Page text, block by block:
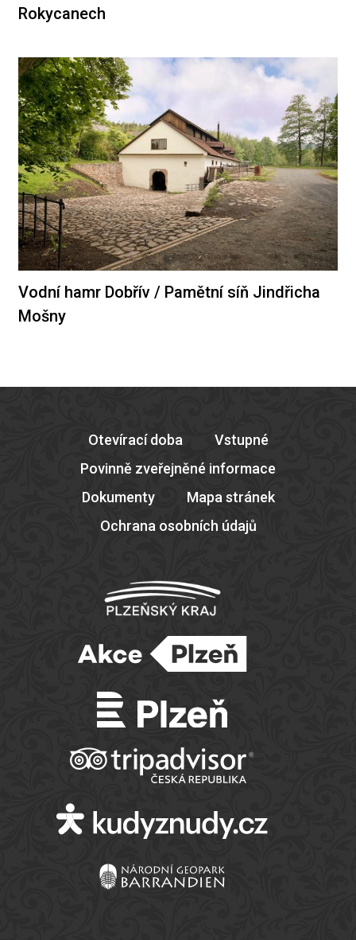
Rokycanech
Vodní hamr Dobřív / Pamětní síň Jindřicha
Mošny
Otevírací doba
Vstupné
Povinně zveřejněné informace
Dokumenty
Mapa stránek
Ochrana osobních údajů